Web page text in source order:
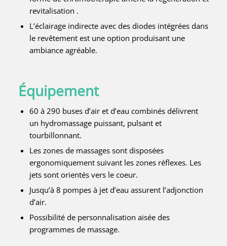
revitalisation .
L’éclairage indirecte avec des diodes intégrées dans
le revêtement est une option produisant une
ambiance agréable.
Équipement
60 à 290 buses d’air et d’eau combinés délivrent
un hydromassage puissant, pulsant et
tourbillonnant.
Les zones de massages sont disposées
ergonomiquement suivant les zones réflexes. Les
jets sont orientés vers le coeur.
Jusqu’à 8 pompes à jet d’eau assurent l’adjonction
d’air.
Possibilité de personnalisation aisée des
programmes de massage.